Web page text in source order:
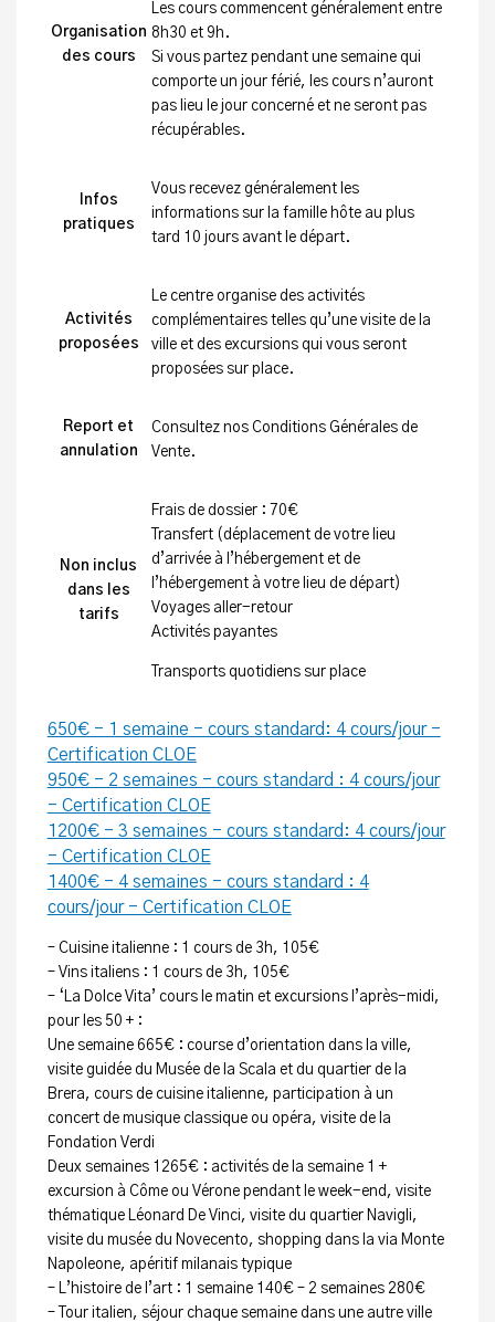
Organisation
des cours
Les cours commencent généralement entre
8h30 et 9h.
Si vous partez pendant une semaine qui
comporte un jour férié, les cours n’auront
pas lieu le jour concerné et ne seront pas
récupérables.
Infos
pratiques
Vous recevez généralement les
informations sur la famille hôte au plus
tard 10 jours avant le départ.
Activités
proposées
Le centre organise des activités
complémentaires telles qu’une visite de la
ville et des excursions qui vous seront
proposées sur place.
Report et
annulation
Consultez nos Conditions Générales de
Vente.
Non inclus
dans les
tarifs
Frais de dossier : 70€
Transfert (déplacement de votre lieu
d’arrivée à l’hébergement et de
l’hébergement à votre lieu de départ)
Voyages aller-retour
Activités payantes
Transports quotidiens sur place
650€ - 1 semaine - cours standard: 4 cours/jour -
Certification CLOE
950€ - 2 semaines - cours standard : 4 cours/jour
- Certification CLOE
1200€ - 3 semaines - cours standard: 4 cours/jour
- Certification CLOE
1400€ - 4 semaines - cours standard : 4
cours/jour - Certification CLOE
– Cuisine italienne : 1 cours de 3h, 105€
– Vins italiens : 1 cours de 3h, 105€
– ‘La Dolce Vita’ cours le matin et excursions l’après-midi,
pour les 50 + :
Une semaine 665€ : course d’orientation dans la ville,
visite guidée du Musée de la Scala et du quartier de la
Brera, cours de cuisine italienne, participation à un
concert de musique classique ou opéra, visite de la
Fondation Verdi
Deux semaines 1265€ : activités de la semaine 1 +
excursion à Côme ou Vérone pendant le week-end, visite
thématique Léonard De Vinci, visite du quartier Navigli,
visite du musée du Novecento, shopping dans la via Monte
Napoleone, apéritif milanais typique
– L’histoire de l’art : 1 semaine 140€ – 2 semaines 280€
– Tour italien, séjour chaque semaine dans une autre ville